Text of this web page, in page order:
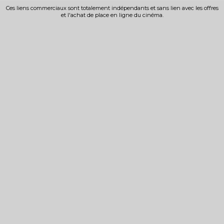
Ces liens commerciaux sont totalement indépendants et sans lien avec les offres
et l'achat de place en ligne du cinéma.